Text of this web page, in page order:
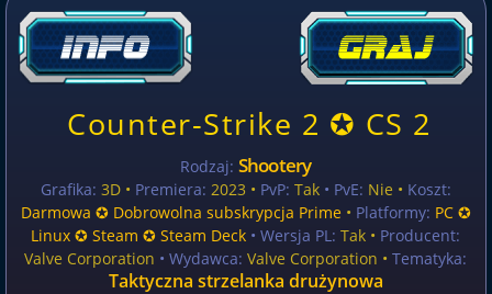
Counter-Strike 2 ✪ CS 2
Rodzaj: Shootery
Grafika: 3D • Premiera: 2023 • PvP: Tak• PvE: Nie • Koszt:
Darmowa ✪ Dobrowolna subskrypcja Prime• Platformy: PC ✪
Linux ✪ Steam ✪ Steam Deck • Wersja PL: Tak • Producent:
Valve Corporation • Wydawca: Valve Corporation •Tematyka:
Taktyczna strzelanka drużynowa